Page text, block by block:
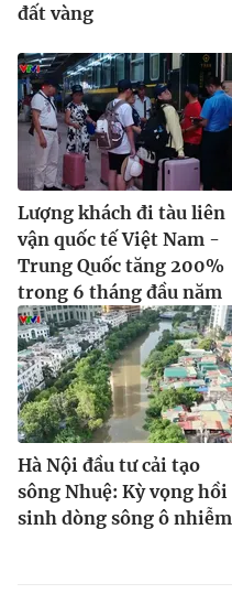
đất vàng
Lượng khách đi tàu liên
vận quốc tế Việt Nam -
Trung Quốc tăng 200%
trong 6 tháng đầu năm
Hà Nội đầu tư cải tạo
sông Nhuệ: Kỳ vọng hồi
sinh dòng sông ô nhiễm